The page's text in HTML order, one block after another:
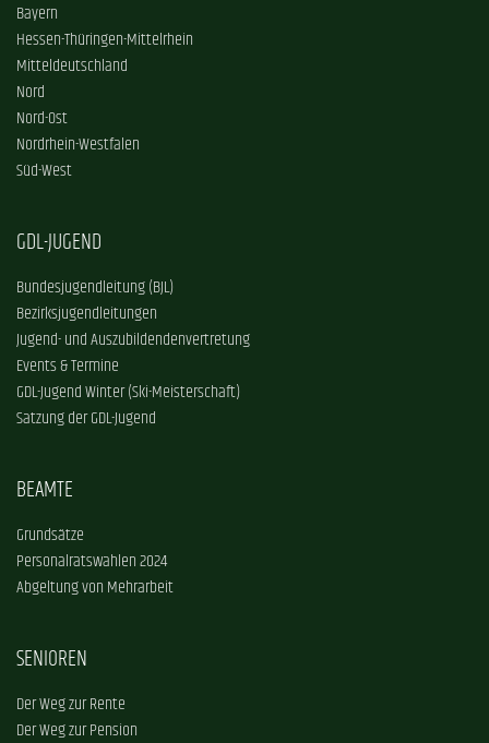
Bayern
Hessen-Thüringen-Mittelrhein
Mitteldeutschland
Nord
Nord-Ost
Nordrhein-Westfalen
Süd-West
GDL-JUGEND
Bundesjugendleitung (BJL)
Bezirksjugendleitungen
Jugend- und Auszubildendenvertretung
Events & Termine
GDL-Jugend Winter (Ski-Meisterschaft)
Satzung der GDL-Jugend
BEAMTE
Grundsätze
Personalratswahlen 2024
Abgeltung von Mehrarbeit
SENIOREN
Der Weg zur Rente
Der Weg zur Pension